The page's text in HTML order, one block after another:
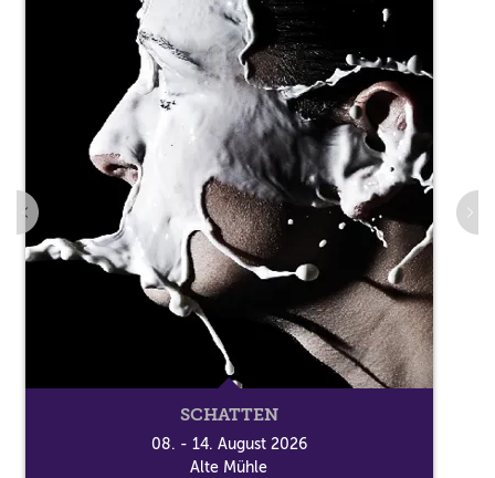
SCHATTEN
08. - 14. August 2026
Alte Mühle